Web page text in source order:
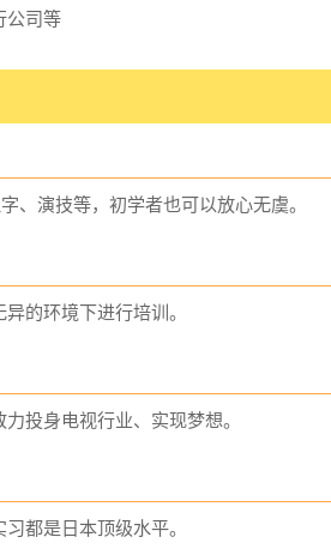
公司等
、演技等，初学者也可以放心无虞。
的环境下进行培训。
投身电视行业、实现梦想。
都是日本顶级水平。